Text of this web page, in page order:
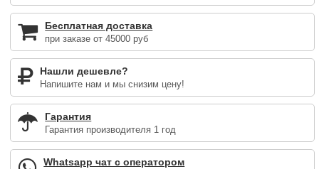
Бесплатная доставка
при заказе от 45000 руб
Нашли дешевле?
Напишите нам и мы снизим цену!
Гарантия
Гарантия производителя 1 год
Whatsapp чат с оператором